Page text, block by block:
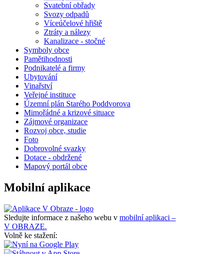
Svatební obřady
Svozy odpadů
Víceúčelové hřiště
Ztráty a nálezy
Kanalizace - stočné
Symboly obce
Pamětihodnosti
Podnikatelé a firmy
Ubytování
Vinařství
Veřejné instituce
Územní plán Starého Poddvorova
Mimořádné a krizové situace
Zájmové organizace
Rozvoj obce, studie
Foto
Dobrovolné svazky
Dotace - obdržené
Mapový portál obce
Mobilní aplikace
Sledujte informace z našeho webu v mobilní aplikaci –
V OBRAZE.
Volně ke stažení: